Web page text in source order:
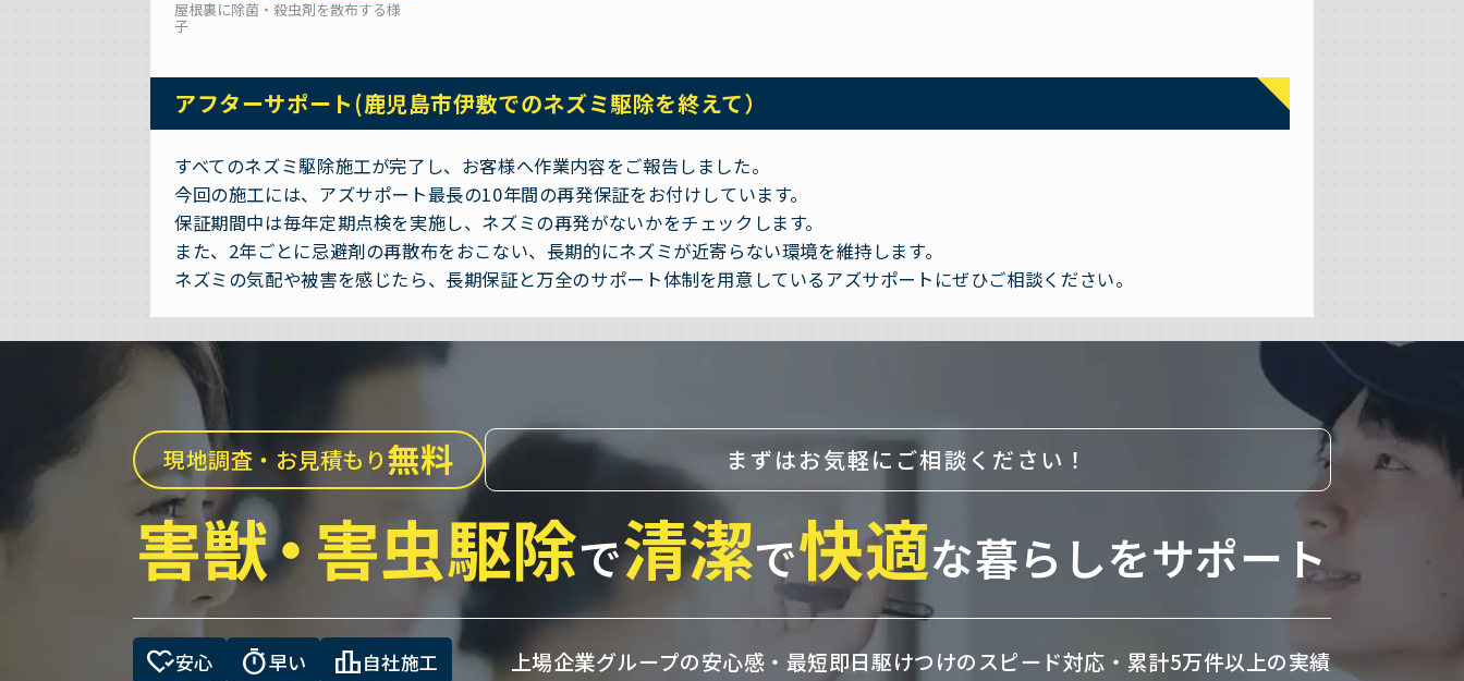
屋根裏に除菌・殺虫剤を散布する様
子
アフターサポート(鹿児島市伊敷でのネズミ駆除を終えて）
すべてのネズミ駆除施工が完了し、お客様へ作業内容をご報告しました。
今回の施工には、アズサポート最長の10年間の再発保証をお付けしています。
保証期間中は毎年定期点検を実施し、ネズミの再発がないかをチェックします。
また、2年ごとに忌避剤の再散布をおこない、長期的にネズミが近寄らない環境を維持します。
ネズミの気配や被害を感じたら、長期保証と万全のサポート体制を用意しているアズサポートにぜひご相談ください。
現地調査・お見積もり無料 まずはお気軽にご相談ください！
害獣・害虫駆除で清潔で快適な暮らしをサポート
heart_check安心 timer早い leaderboard自社施工 上場企業グループの安心感・ 最短即日駆けつけのスピード対応・ 累計5万件以上の実績